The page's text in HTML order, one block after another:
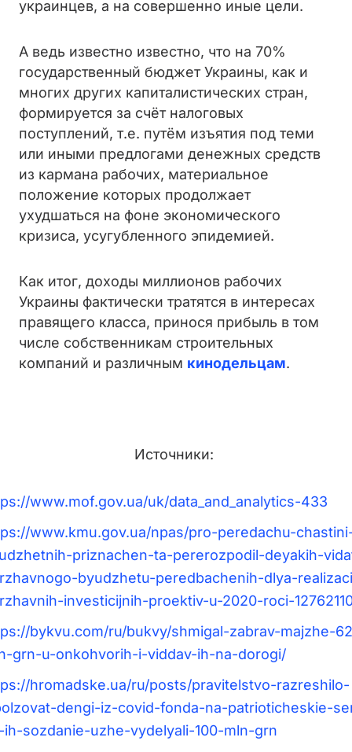
украинцев, а на совершенно иные цели.
А ведь известно известно, что на 70%
государственный бюджет Украины, как и
многих других капиталистических стран,
формируется за счёт налоговых
поступлений, т.е. путём изъятия под теми
или иными предлогами денежных средств
из кармана рабочих, материальное
положение которых продолжает
ухудшаться на фоне экономического
кризиса, усугубленного эпидемией.
Как итог, доходы миллионов рабочих
Украины фактически тратятся в интересах
правящего класса, принося прибыль в том
числе собственникам строительных
компаний и различным кинодельцам.
Источники:
www.mof.gov.ua/uk/data_and_analytics-433
www.kmu.gov.ua/npas/pro-peredachu-
priznachen-ta-pererozpodil-deyakih-
byudzhetu-peredbachenih-dlya-
investicijnih-proektiv-u-2020-roci-
bykvu.com/ru/bukvy/shmigal-zabrav-majzhe-
grn-u-onkohvorih-i-viddav-ih-na-dorogi/
hromadske.ua/ru/posts/pravitelstvo-razreshilo-
dengi-iz-covid-fonda-na-patrioticheskie-
ih-sozdanie-uzhe-vydelyali-100-mln-grn